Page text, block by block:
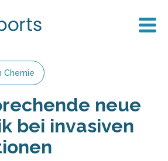
Chemie
neue
bei invasiven